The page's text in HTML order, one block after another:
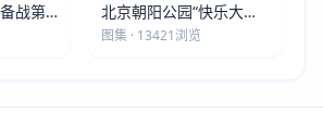
战第
康运
北京朝阳公园“快乐大本
营”建党105周年庆祝活动
图集 · 13421浏览